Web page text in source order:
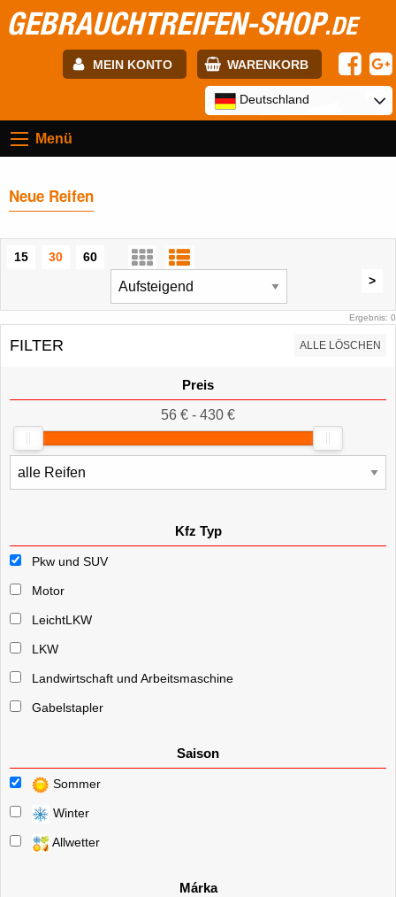
GEBRAUCHTREIFEN-SHOP.DE
MEIN KONTO WARENKORB
Passwort:
Deutschland
Menü
Neue Reifen
15 30
60
>
Ergebnis: 0
FILTER ALLE LÖSCHEN
Preis
56 € - 430 €
Kfz Typ
Pkw und SUV
Motor
LeichtLKW
LKW
Landwirtschaft und Arbeitsmaschine
Gabelstapler
Saison
Sommer
Winter
Allwetter
Márka